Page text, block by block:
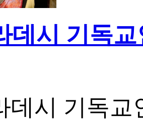
데시 기독
데시 기독교